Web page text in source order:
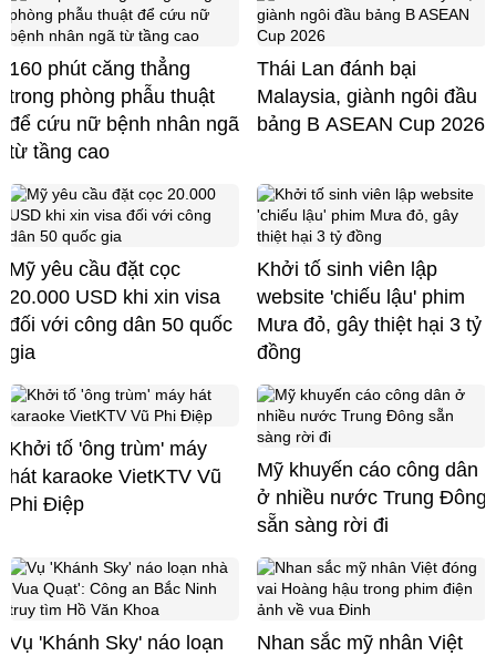
160 phút căng thẳng
trong phòng phẫu thuật
để cứu nữ bệnh nhân ngã
từ tầng cao
Thái Lan đánh bại
Malaysia, giành ngôi đầu
bảng B ASEAN Cup 2026
Mỹ yêu cầu đặt cọc
20.000 USD khi xin visa
đối với công dân 50 quốc
gia
Khởi tố sinh viên lập
website 'chiếu lậu' phim
Mưa đỏ, gây thiệt hại 3 tỷ
đồng
Khởi tố 'ông trùm' máy
hát karaoke VietKTV Vũ
Phi Điệp
Mỹ khuyến cáo công dân
ở nhiều nước Trung Đông
sẵn sàng rời đi
Vụ 'Khánh Sky' náo loạn
Nhan sắc mỹ nhân Việt